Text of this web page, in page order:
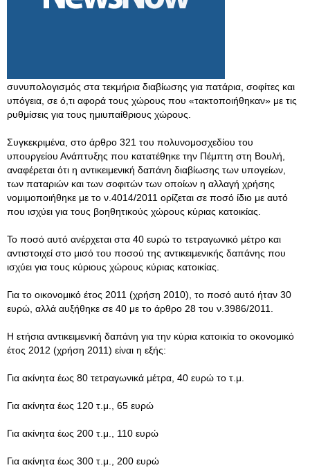
συνυπολογισμός στα τεκμήρια διαβίωσης για πατάρια, σοφίτες και
υπόγεια, σε ό,τι αφορά τους χώρους που «τακτοποιήθηκαν» με τις
ρυθμίσεις για τους ημιυπαίθριους χώρους.
Συγκεκριμένα, στο άρθρο 321 του πολυνομοσχεδίου του
υπουργείου Ανάπτυξης που κατατέθηκε την Πέμπτη στη Βουλή,
αναφέρεται ότι η αντικειμενική δαπάνη διαβίωσης των υπογείων,
των παταριών και των σοφιτών των οποίων η αλλαγή χρήσης
νομιμοποιήθηκε με το ν.4014/2011 ορίζεται σε ποσό ίδιο με αυτό
που ισχύει για τους βοηθητικούς χώρους κύριας κατοικίας.
Το ποσό αυτό ανέρχεται στα 40 ευρώ το τετραγωνικό μέτρο και
αντιστοιχεί στο μισό του ποσού της αντικειμενικής δαπάνης που
ισχύει για τους κύριους χώρους κύριας κατοικίας.
Για το οικονομικό έτος 2011 (χρήση 2010), το ποσό αυτό ήταν 30
ευρώ, αλλά αυξήθηκε σε 40 με το άρθρο 28 του ν.3986/2011.
Η ετήσια αντικειμενική δαπάνη για την κύρια κατοικία το οκονομικό
έτος 2012 (χρήση 2011) είναι η εξής:
Για ακίνητα έως 80 τετραγωνικά μέτρα, 40 ευρώ το τ.μ.
Για ακίνητα έως 120 τ.μ., 65 ευρώ
Για ακίνητα έως 200 τ.μ., 110 ευρώ
Για ακίνητα έως 300 τ.μ., 200 ευρώ